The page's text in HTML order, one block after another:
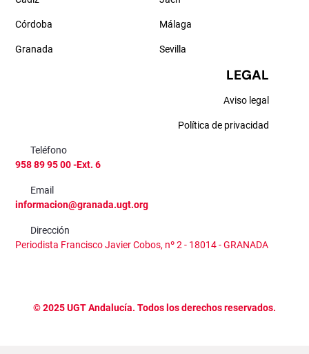
Córdoba
Granada
Málaga
Sevilla
LEGAL
Aviso legal
Política de privacidad
Teléfono
958 89 95 00 -Ext. 6
Email
informacion@granada.ugt.org
Dirección
Periodista Francisco Javier Cobos, nº 2 - 18014 - GRANADA
©2025UGT Andalucía. Todos los derechos reservados.